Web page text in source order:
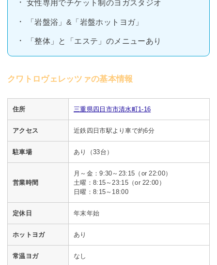
女性専用でチケット制のヨガスタジオ
「岩盤浴」&「岩盤ホットヨガ」
「整体」と「エステ」のメニューあり
クワトロヴェレッツァの基本情報
住所 三重県四日市市清水町1-16
アクセス 近鉄四日市駅より車で約6分
駐車場 あり（33台）
営業時間
月～金：9:30～23:15（or 22:00）
土曜：8:15～23:15（or 22:00）
日曜：8:15～18:00
定休日 年末年始
ホットヨガ あり
常温ヨガ なし